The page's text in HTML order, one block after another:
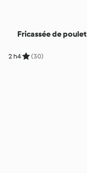
2 h
Fricassée de poulet
4 (30)